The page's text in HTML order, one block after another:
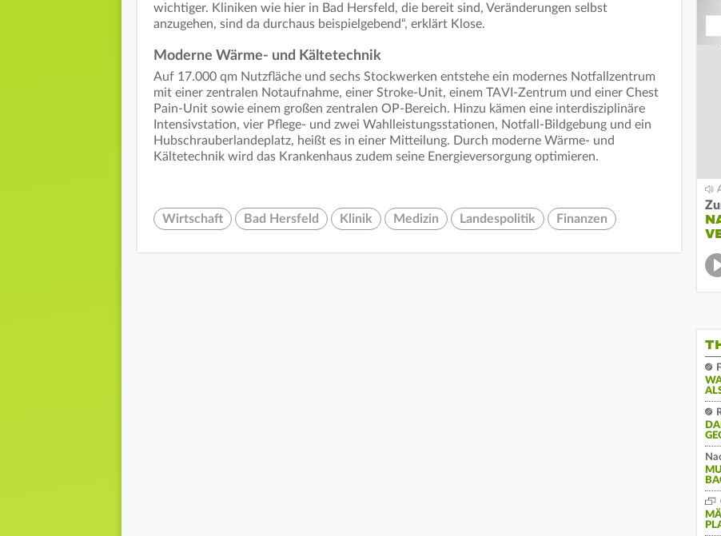
wichtiger. Kliniken wie hier in Bad Hersfeld, die bereit sind, Veränderungen selbst
anzugehen, sind da durchaus beispielgebend“, erklärt Klose.
Moderne Wärme- und Kältetechnik
Auf 17.000 qm Nutzfläche und sechs Stockwerken entstehe ein modernes Notfallzentrum
mit einer zentralen Notaufnahme, einer Stroke-Unit, einem TAVI-Zentrum und einer Chest
Pain-Unit sowie einem großen zentralen OP-Bereich. Hinzu kämen eine interdisziplinäre
Intensivstation, vier Pflege- und zwei Wahlleistungsstationen, Notfall-Bildgebung und ein
Hubschrauberlandeplatz, heißt es in einer Mitteilung. Durch moderne Wärme- und
Kältetechnik wird das Krankenhaus zudem seine Energieversorgung optimieren.
Wirtschaft Bad Hersfeld Klinik Medizin Landespolitik Finanzen